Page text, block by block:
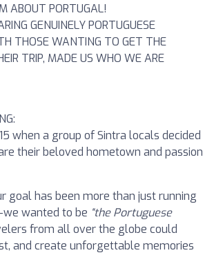
ABOUT PORTUGAL!
GENUINELY PORTUGUESE
THOSE WANTING TO GET THE
TRIP, MADE US WHO WE ARE
when a group of Sintra locals decided
their beloved hometown and passion
goal has been more than just running
wanted to be “the Portuguese
from all over the globe could
and create unforgettable memories